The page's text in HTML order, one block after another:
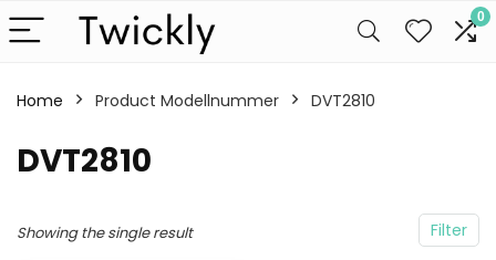
0
Home Product Modellnummer ‎DVT2810
‎DVT2810
Filter
Showing the single result